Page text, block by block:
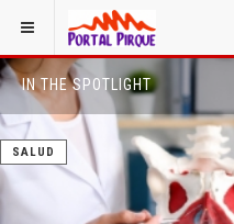
IN THE SPOTLIGHT
SALUD